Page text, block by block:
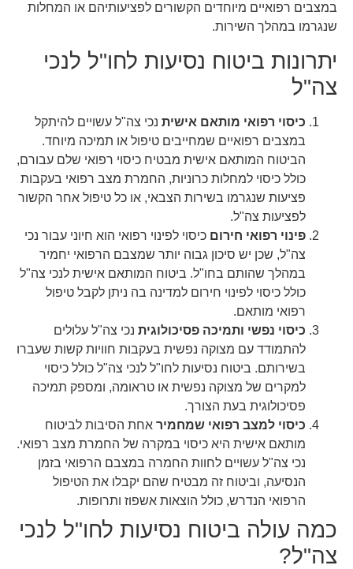
במצבים רפואיים מיוחדים הקשורים לפציעותיהם או המחלות
שנגרמו במהלך השירות.
יתרונות ביטוח נסיעות לחו"ל לנכי
צה"ל
כיסוי רפואי מותאם אישיתנכי צה"ל עשויים להיתקל
במצבים רפואיים שמחייבים טיפול או תמיכה מיוחד.
הביטוח המותאם אישית מבטיח כיסוי רפואי שלם עבורם,
כולל כיסוי למחלות כרוניות, החמרת מצב רפואי בעקבות
פציעות שנגרמו בשירות הצבאי, או כל טיפול אחר הקשור
לפציעות צה"ל.
פינוי רפואי חירוםכיסוי לפינוי רפואי הוא חיוני עבור נכי
צה"ל, שכן יש סיכון גבוה יותר שמצבם הרפואי יחמיר
במהלך שהותם בחו"ל. ביטוח המותאם אישית לנכי צה"ל
כולל כיסוי לפינוי חירום למדינה בה ניתן לקבל טיפול
רפואי מותאם.
כיסוי נפשי ותמיכה פסיכולוגיתנכי צה"ל עלולים
להתמודד עם מצוקה נפשית בעקבות חוויות קשות שעברו
בשירותם. ביטוח נסיעות לחו"ל לנכי צה"ל כולל כיסוי
למקרים של מצוקה נפשית או טראומה, ומספק תמיכה
פסיכולוגית בעת הצורך.
כיסוי למצב רפואי שמחמיראחת הסיבות לביטוח
מותאם אישית היא כיסוי במקרה של החמרת מצב רפואי.
נכי צה"ל עשויים לחוות החמרה במצבם הרפואי בזמן
הנסיעה, וביטוח זה מבטיח שהם יקבלו את הטיפול
הרפואי הנדרש, כולל הוצאות אשפוז ותרופות.
כמה עולה ביטוח נסיעות לחו"ל לנכי
צה"ל?